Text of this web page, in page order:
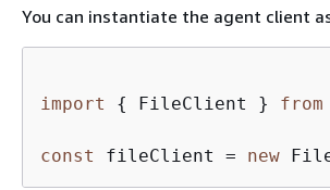
You can instantiate the agent client
import { FileClient } from
const fileClient = new